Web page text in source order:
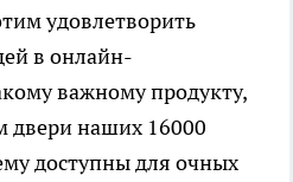
удовлетворить
в онлайн-
важному продукту,
двери наших 16000
доступны для очных